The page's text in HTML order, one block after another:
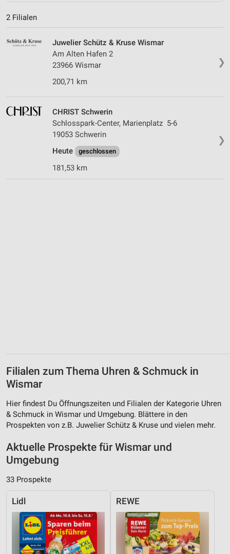
2 Filialen
❯
Juwelier Schütz & Kruse Wismar
Am Alten Hafen 2
23966 Wismar
200,71 km
❯
CHRIST Schwerin
Schlosspark-Center, Marienplatz 5-6
19053 Schwerin
Heute
geschlossen
181,53 km
Filialen zum Thema Uhren & Schmuck in
Wismar
Hier findest Du Öffnungszeiten und Filialen der Kategorie Uhren
& Schmuck in Wismar und Umgebung. Blättere in den
Prospekten von z.B. Juwelier Schütz & Kruse und vielen mehr.
Aktuelle Prospekte für Wismar und
Umgebung
33 Prospekte
Lidl REWE